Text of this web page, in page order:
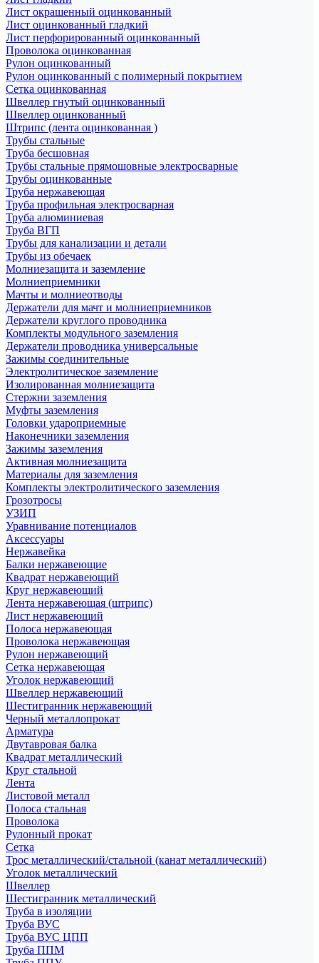
Лист окрашенный оцинкованный
Лист оцинкованный гладкий
Лист перфорированный оцинкованный
Проволока оцинкованная
Рулон оцинкованный
Рулон оцинкованный с полимерный покрытием
Сетка оцинкованная
Швеллер гнутый оцинкованный
Швеллер оцинкованный
Штрипс (лента оцинкованная )
Трубы стальные
Труба бесшовная
Трубы стальные прямошовные электросварные
Трубы оцинкованные
Труба нержавеющая
Труба профильная электросварная
Труба алюминиевая
Труба ВГП
Трубы для канализации и детали
Трубы из обечаек
Молниезащита и заземление
Молниеприемники
Мачты и молниеотводы
Держатели для мачт и молниеприемников
Держатели круглого проводника
Комплекты модульного заземления
Держатели проводника универсальные
Зажимы соединительные
Электролитическое заземление
Изолированная молниезащита
Стержни заземления
Муфты заземления
Головки удароприемные
Наконечники заземления
Зажимы заземления
Активная молниезащита
Материалы для заземления
Комплекты электролитического заземления
Грозотросы
УЗИП
Уравнивание потенциалов
Аксессуары
Нержавейка
Балки нержавеющие
Квадрат нержавеющий
Круг нержавеющий
Лента нержавеющая (штрипс)
Лист нержавеющий
Полоса нержавеющая
Проволока нержавеющая
Рулон нержавеющий
Сетка нержавеющая
Уголок нержавеющий
Швеллер нержавеющий
Шестигранник нержавеющий
Черный металлопрокат
Арматура
Двутавровая балка
Квадрат металлический
Круг стальной
Лента
Листовой металл
Полоса стальная
Проволока
Рулонный прокат
Сетка
Трос металлический/стальной (канат металлический)
Уголок металлический
Швеллер
Шестигранник металлический
Труба в изоляции
Труба ВУС
Труба ВУС ЦПП
Труба ППМ